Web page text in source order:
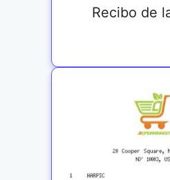
Recibo de